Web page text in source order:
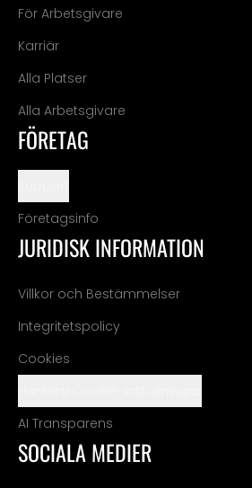
För Arbetsgivare
Karriär
Alla Platser
Alla Arbetsgivare
FÖRETAG
Företagsinfo
JURIDISK INFORMATION
Villkor och Bestämmelser
Integritetspolicy
Cookies
AI Transparens
SOCIALA MEDIER